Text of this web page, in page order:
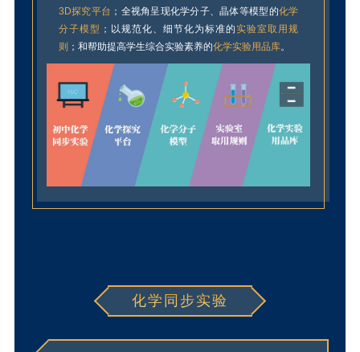
3D探究平台 ；全视角呈现化学分子、晶体等模型的化学
分子模型 ；以规范化、细节化为标准的实验室取用规
则 ；和帮助提高学生综合实验素养的化学实验用品库。
化学同步实验